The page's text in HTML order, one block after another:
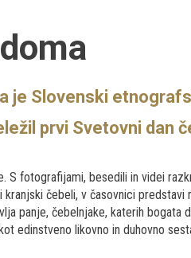
je Slovenski
prvi Svetovni dan
S fotografijami, besedili in videi
čebeli, v časovnici
panje, čebelnjake, katerih bogata
edinstveno likovno in duhovno